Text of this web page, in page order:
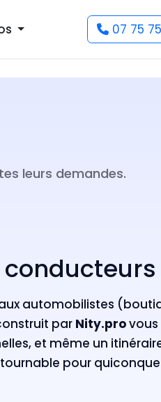
07 75
leurs demandes.
automobilistes
par Nity.pro
et même un
pour